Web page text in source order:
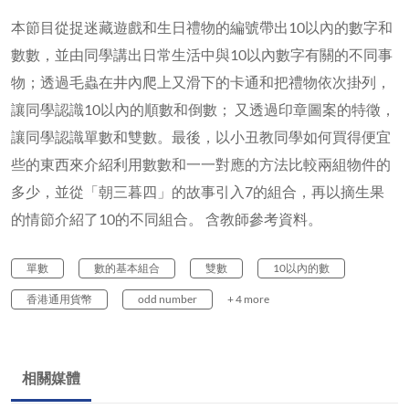
本節目從捉迷藏遊戲和生日禮物的編號帶出10以內的數字和
數數，並由同學講出日常生活中與10以內數字有關的不同事
物；透過毛蟲在井內爬上又滑下的卡通和把禮物依次掛列，
讓同學認識10以內的順數和倒數； 又透過印章圖案的特徵，
讓同學認識單數和雙數。最後，以小丑教同學如何買得便宜
些的東西來介紹利用數數和一一對應的方法比較兩組物件的
多少，並從「朝三暮四」的故事引入7的組合，再以摘生果
的情節介紹了10的不同組合。 含教師參考資料。
單數 數的基本組合 雙數 10以內的數
香港通用貨幣 odd number + 4 more
相關媒體